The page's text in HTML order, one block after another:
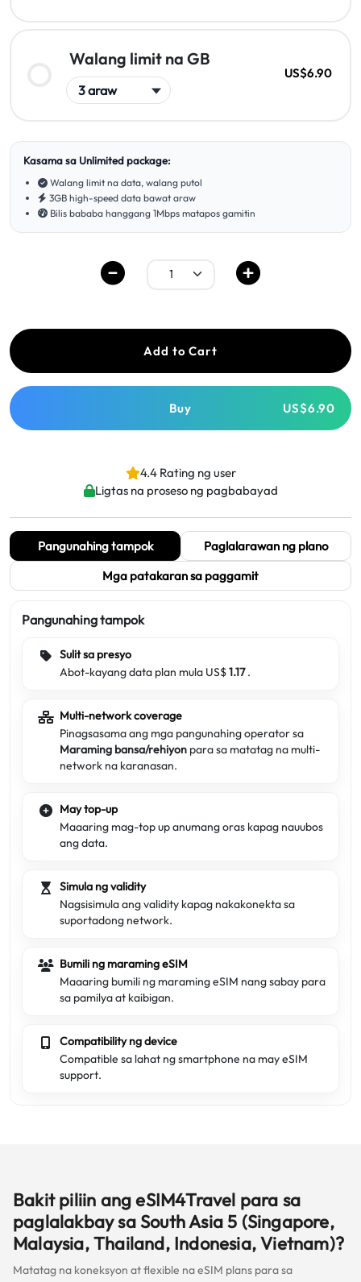
Walang limit na GB
US$6.90
Kasama sa Unlimited package:
Walang limit na data, walang putol
3GB high-speed data bawat araw
Bilis bababa hanggang 1Mbps matapos gamitin
Add to Cart
Buy US$6.90
4.4 Rating ng user
Ligtas na proseso ng pagbabayad
Pangunahing tampok
Paglalarawan ng plano
Mga patakaran sa paggamit
Pangunahing tampok
Sulit sa presyo
Abot-kayang data plan mula US$1.17.
Multi-network coverage
Pinagsasama ang mga pangunahing operator sa
Maraming bansa/rehiyon para sa matatag na multi-
network na karanasan.
May top-up
Maaaring mag-top up anumang oras kapag nauubos
ang data.
Simula ng validity
Nagsisimula ang validity kapag nakakonekta sa
suportadong network.
Bumili ng maraming eSIM
Maaaring bumili ng maraming eSIM nang sabay para
sa pamilya at kaibigan.
Compatibility ng device
Compatible sa lahat ng smartphone na may eSIM
support.
Bakit piliin ang eSIM4Travel para sa
paglalakbay sa South Asia 5 (Singapore,
Malaysia, Thailand, Indonesia, Vietnam)?
Matatag na koneksyon at flexible na eSIM plans para sa